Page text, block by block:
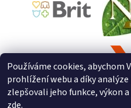
Používáme cookies, abychom
prohlížení webu a díky
zlepšovali jeho funkce, výkon
zde.